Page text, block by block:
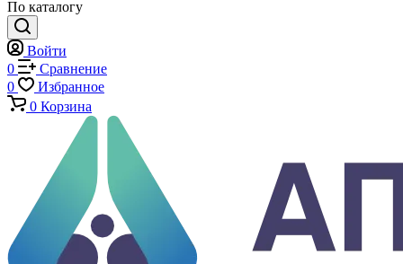
Каталог
По всему сайту
По каталогу
Войти
0
Сравнение
Избранное
Корзина